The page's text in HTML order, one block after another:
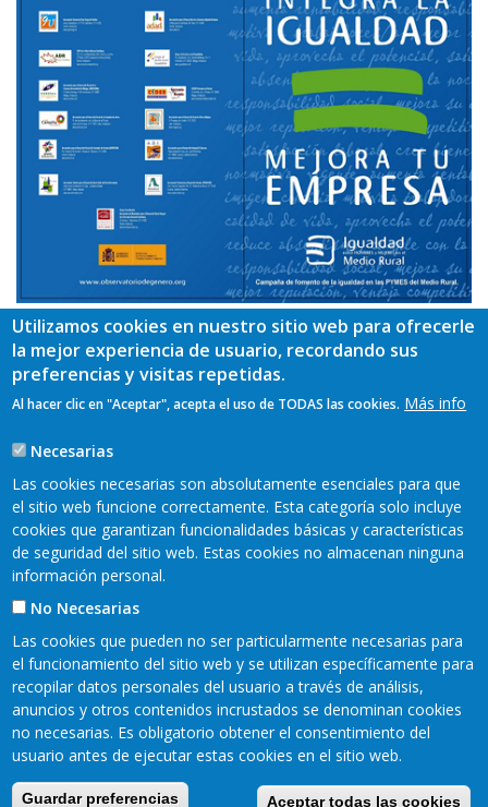
Puede ampliar esta información visitando la página
webwww.observatoriodegenero.org
TAGS
Pie
Mapa web
Aviso legal
Política de privacidad
Cookies
Accesibilidad
Utilizamos cookies en nuestro sitio web para ofrecerle
la mejor experiencia de usuario, recordando sus
preferencias y visitas repetidas.
Al hacer clic en "Aceptar", acepta el uso de TODAS las cookies. Más info
Necesarias
Las cookies necesarias son absolutamente esenciales para que
el sitio web funcione correctamente. Esta categoría solo incluye
cookies que garantizan funcionalidades básicas y características
de seguridad del sitio web. Estas cookies no almacenan ninguna
información personal.
No Necesarias
Las cookies que pueden no ser particularmente necesarias para
el funcionamiento del sitio web y se utilizan específicamente para
recopilar datos personales del usuario a través de análisis,
anuncios y otros contenidos incrustados se denominan cookies
no necesarias. Es obligatorio obtener el consentimiento del
usuario antes de ejecutar estas cookies en el sitio web.
Guardar preferencias Aceptar todas las cookies